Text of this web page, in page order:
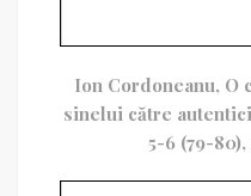
Ion Cordoneanu, O
sinelui către
5-6 (79-